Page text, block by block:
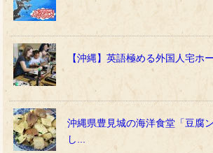
【沖縄】英語極める外国人宅ホ
沖縄県豊見城の海洋食堂「豆腐
し...